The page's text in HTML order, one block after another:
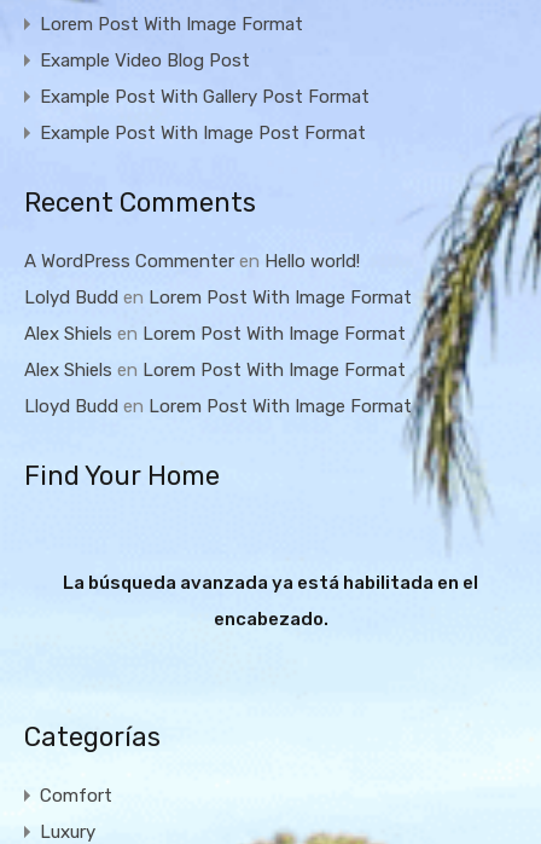
Lorem Post With Image Format
Example Video Blog Post
Example Post With Gallery Post Format
Example Post With Image Post Format
Recent Comments
A WordPress Commenter en Hello world!
Lolyd Budd en Lorem Post With Image Format
Alex Shiels en Lorem Post With Image Format
Alex Shiels en Lorem Post With Image Format
Lloyd Budd en Lorem Post With Image Format
Find Your Home
La búsqueda avanzada ya está habilitada en el
encabezado.
Categorías
Comfort
Luxury